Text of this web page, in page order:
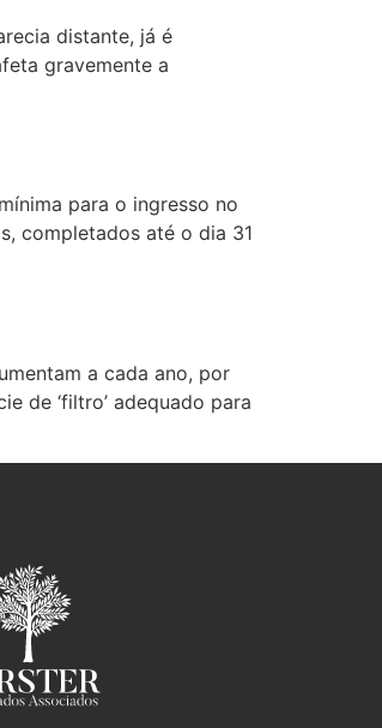
distante, já é
gravemente a
para o ingresso no
completados até o dia 31
a cada ano, por
de ‘filtro’ adequado para